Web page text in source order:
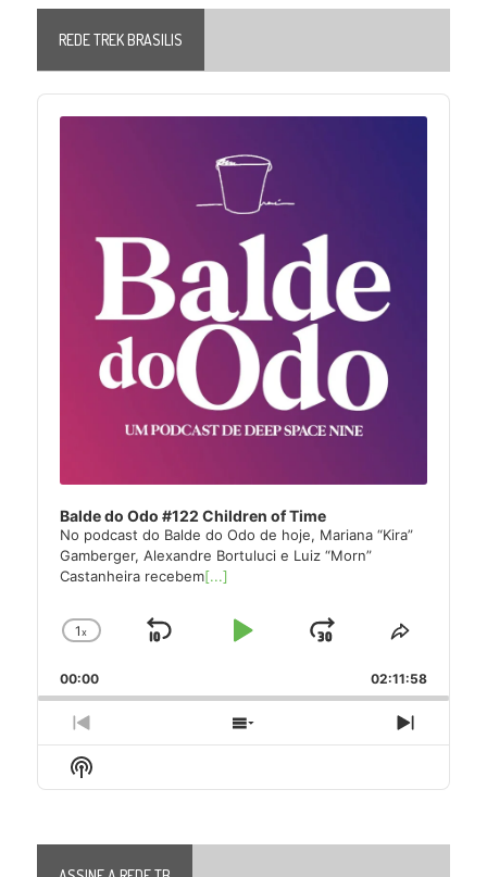
REDE TREK BRASILIS
Audio
Player
Balde do Odo #122 Children of Time
No podcast do Balde do Odo de hoje, Mariana “Kira”
Gamberger, Alexandre Bortuluci e Luiz “Morn”
Castanheira recebem[...]
Change
Rate
1x
Skip
Play
Jump
Forward
Share
Episode
00:00 02:11:58
Previous
Episode
Show
Episodes
Next
Episode
Show
Podcast